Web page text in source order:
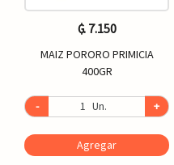
₲. 7.150
MAIZ PORORO PRIMICIA
400GR
- Un. +
Agregar